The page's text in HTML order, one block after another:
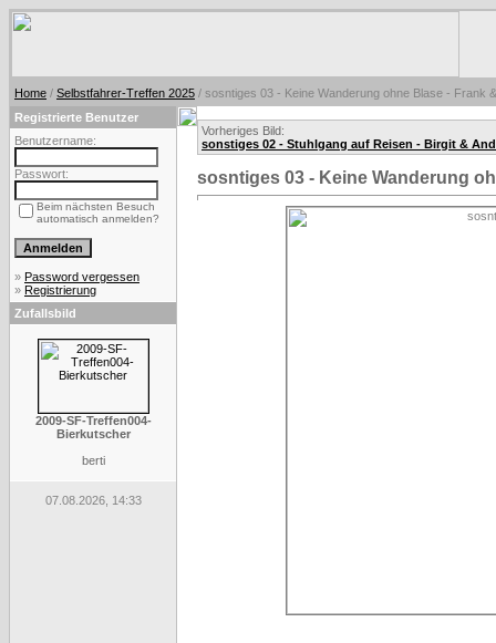
Home / Selbstfahrer-Treffen 2025 / sosntiges 03 - Keine Wanderung ohne Blase - Frank
Registrierte Benutzer
Benutzername:
Passwort:
Beim nächsten Besuch
automatisch anmelden?
» Password vergessen
» Registrierung
Zufallsbild
2009-SF-Treffen004-
Bierkutscher
berti
07.08.2026, 14:33
Vorheriges Bild:
sonstiges 02 - Stuhlgang auf Reisen - Birgit &
sosntiges 03 - Keine Wanderung